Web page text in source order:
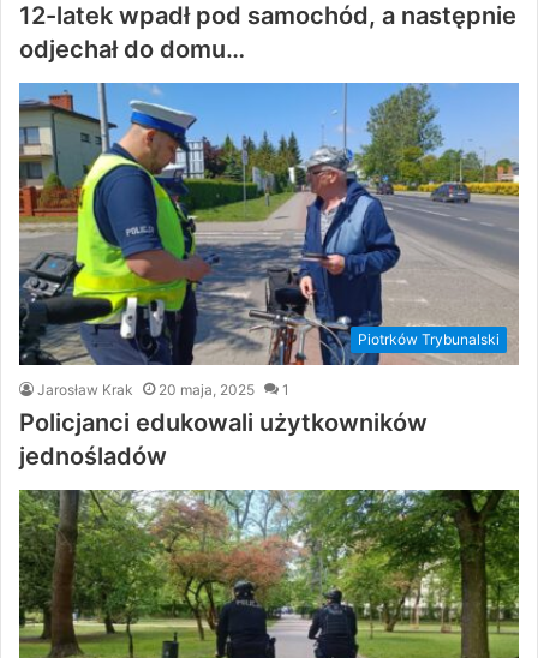
12-latek wpadł pod samochód, a następnie
odjechał do domu…
Piotrków Trybunalski
Jarosław Krak 20 maja, 2025 1
Policjanci edukowali użytkowników
jednośladów